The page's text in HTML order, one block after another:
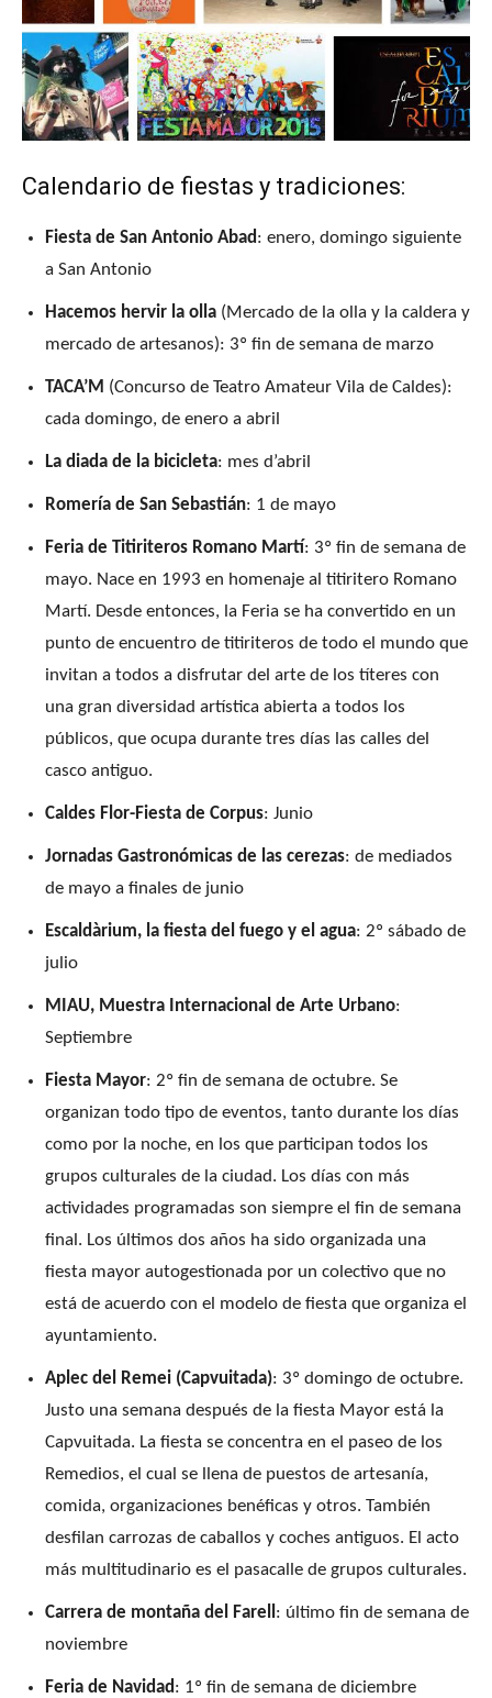
Calendario de fiestas y tradiciones:
Fiesta de San Antonio Abad: enero, domingo siguiente
a San Antonio
Hacemos hervir la olla (Mercado de la olla y la caldera y
mercado de artesanos): 3º fin de semana de marzo
TACA’M (Concurso de Teatro Amateur Vila de Caldes):
cada domingo, de enero a abril
La diada de la bicicleta: mes d’abril
Romería de San Sebastián: 1 de mayo
Feria de Titiriteros Romano Martí: 3º fin de semana de
mayo. Nace en 1993 en homenaje al titiritero Romano
Martí. Desde entonces, la Feria se ha convertido en un
punto de encuentro de titiriteros de todo el mundo que
invitan a todos a disfrutar del arte de los títeres con
una gran diversidad artística abierta a todos los
públicos, que ocupa durante tres días las calles del
casco antiguo.
Caldes Flor-Fiesta de Corpus: Junio
Jornadas Gastronómicas de las cerezas: de mediados
de mayo a finales de junio
Escaldàrium, la fiesta del fuego y el agua: 2º sábado de
julio
MIAU, Muestra Internacional de Arte Urbano:
Septiembre
Fiesta Mayor: 2º fin de semana de octubre. Se
organizan todo tipo de eventos, tanto durante los días
como por la noche, en los que participan todos los
grupos culturales de la ciudad. Los días con más
actividades programadas son siempre el fin de semana
final. Los últimos dos años ha sido organizada una
fiesta mayor autogestionada por un colectivo que no
está de acuerdo con el modelo de fiesta que organiza el
ayuntamiento.
Aplec del Remei (Capvuitada): 3º domingo de octubre.
Justo una semana después de la fiesta Mayor está la
Capvuitada. La fiesta se concentra en el paseo de los
Remedios, el cual se llena de puestos de artesanía,
comida, organizaciones benéficas y otros. También
desfilan carrozas de caballos y coches antiguos. El acto
más multitudinario es el pasacalle de grupos culturales.
Carrera de montaña del Farell : último fin de semana de
noviembre
Feria de Navidad: 1º fin de semana de diciembre